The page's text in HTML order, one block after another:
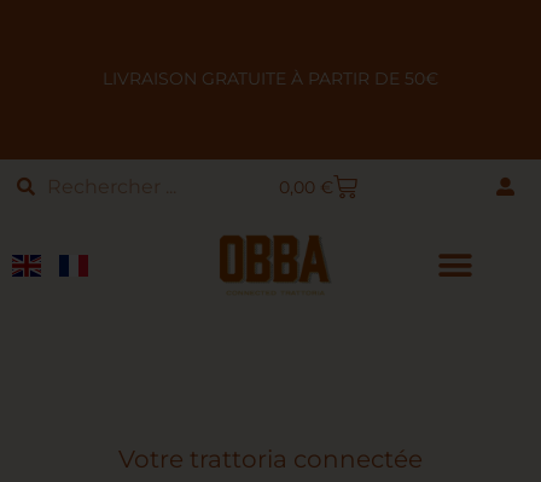
LIVRAISON GRATUITE À PARTIR DE 50€
0,00 €
Votre trattoria connectée